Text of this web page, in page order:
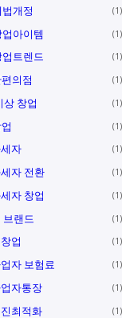
개정 1
아이템 1
트렌드 1
의점 1
상 창업 1
1
자 1
자 전환 1
자 창업 1
브랜드 1
업 1
자 보험료 1
자통장 1
최적화 1